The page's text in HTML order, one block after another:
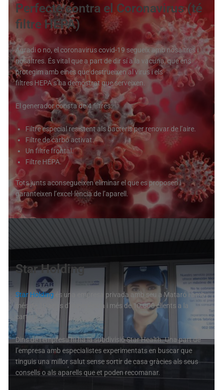
Perfecte contra el Coronavirus (té
filtre HEPA)
Agradi o no, el coronavirus covid-19 segueix amb nosaltres i
nosaltres. És vital que a part de dir sí a la vacuna, que ens
protegim amb eines que destrueixen al virus i els
filtres HEPA s’ha demostrat que serveixen.
El generador consta de 4 filtres:
Filtre especial resistent als bacteris per renovar de l’aire.
Filtre de carbó activat.
Un filtre frontal.
Filtre HEPA.
Tots junts aconsegueixen eliminar el que es proposen i
garanteixen l’excel·lència de l’aparell.
Star Holding
Star Holding és una empresa privada amb seu a Mataró i amb
més de 10 anys d’experiència i més de 10.000 clients a la
cartera.
Dins de l’empresa hi ha la subdivisió Star Health. Una part de
l’empresa amb especialistes experimentats en buscar que
tinguis una millor salut sense sortir de casa gràcies als seus
consells o als aparells que et poden recomanar.